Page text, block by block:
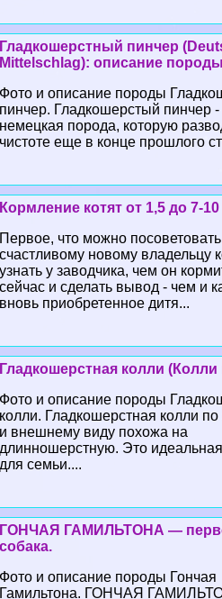
Гладкошерстный пинчер
Mittelschlag): описание
Фото и описание породы
пинчер. Гладкошерстый пинчер
немецкая порода, которую
чистоте еще в конце прошлого
Кормление котят от 1,5 до 7-
Первое, что можно посоветовать
счастливому новому владельцу
узнать у заводчика, чем он
сейчас и сделать вывод - чем и
вновь приобретенное дитя...
Гладкошерстная колли
Фото и описание породы
колли. Гладкошерстная колли по
и внешнему виду похожа на
длинношерстную. Это
для семьи....
ГОНЧАЯ ГАМИЛЬТОНА —
собака.
Фото и описание породы Гончая
Гамильтона. ГОНЧАЯ